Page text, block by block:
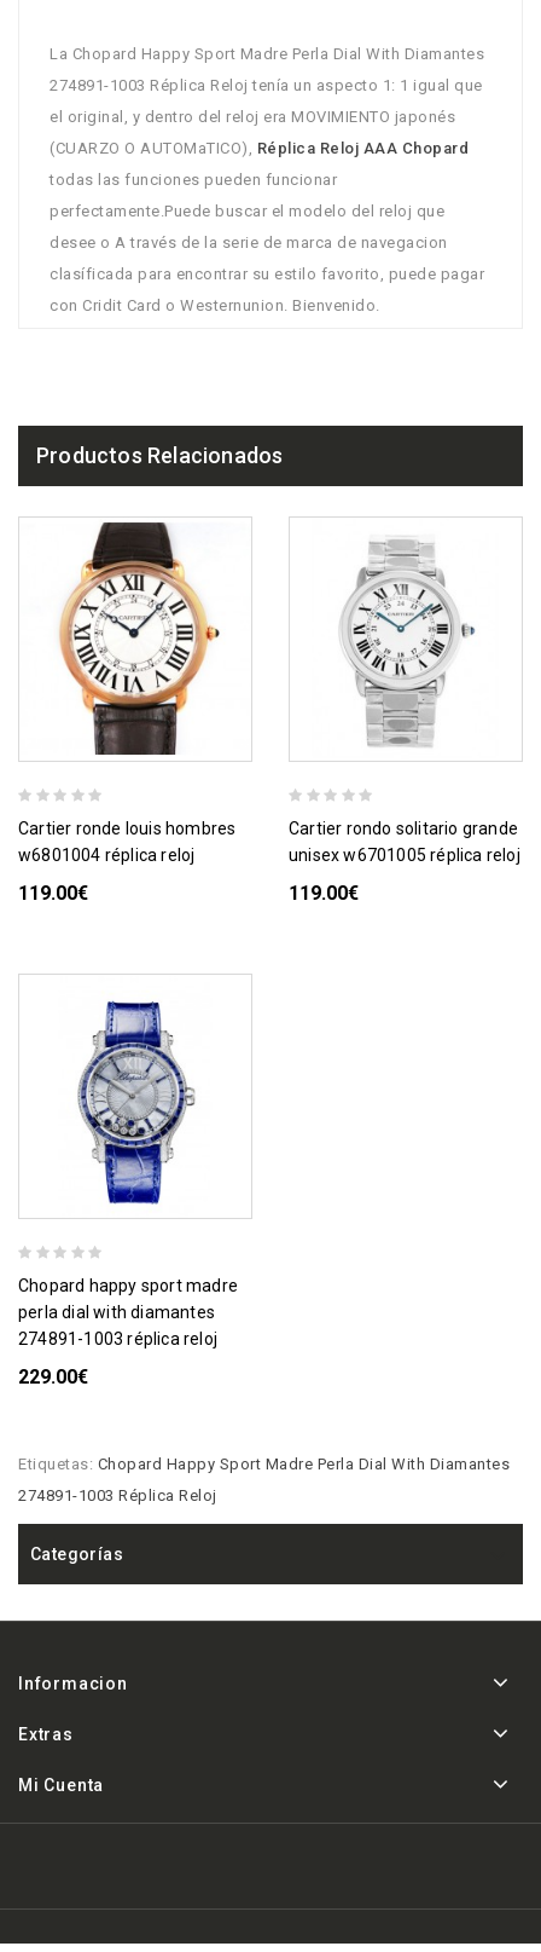
La Chopard Happy Sport Madre Perla Dial With Diamantes
274891-1003 Réplica Reloj tenía un aspecto 1: 1 igual que
el original, y dentro del reloj era MOVIMIENTO japonés
(CUARZO O AUTOMaTICO), Réplica Reloj AAA Chopard
todas las funciones pueden funcionar
perfectamente.Puede buscar el modelo del reloj que
desee o A través de la serie de marca de navegacion
clasíficada para encontrar su estilo favorito, puede pagar
con Cridit Card o Westernunion. Bienvenido.
Productos Relacionados
cartier ronde louis hombres
w6801004 réplica reloj
119.00€
cartier rondo solitario grande
unisex w6701005 réplica reloj
119.00€
chopard happy sport madre
perla dial with diamantes
274891-1003 réplica reloj
229.00€
Etiquetas: Chopard Happy Sport Madre Perla Dial With Diamantes
274891-1003 Réplica Reloj
Categorías
Informacion
Extras
Mi Cuenta